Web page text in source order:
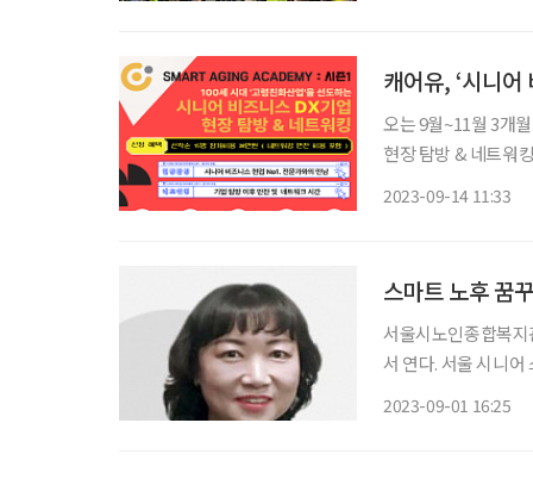
캐어유, ‘시니어
오는 9월~11월 3개
현장 탐방 & 네트워킹’이 열린다. 이번 아카데
2023-09-14 11:33
스마트 노후 꿈
서울시노인종합복지
서 연다. 서울 시니어 스마트 페스타는 스마트 기기를 접할 수 있는 자리를 마련해 스마트 복지
2023-09-01 16:25